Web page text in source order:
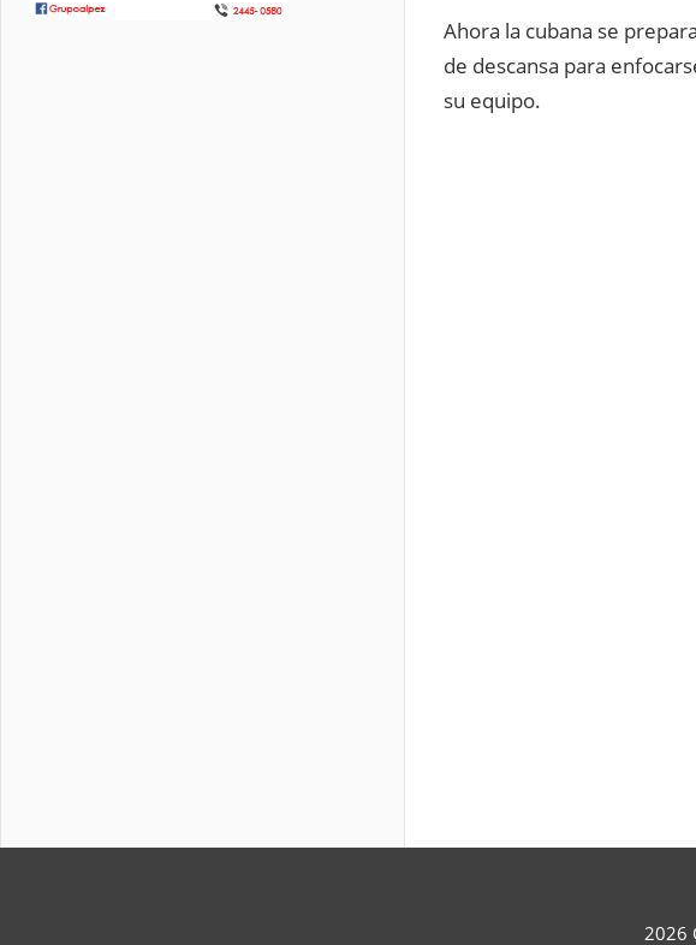
Ahora la cubana se
de descansa para
su equipo.
2026